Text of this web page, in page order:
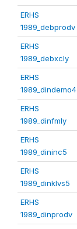
ERHS
1989_debprodv
ERHS
1989_debxcly
ERHS
1989_dindemo4
ERHS
1989_dinfmly
ERHS
1989_dininc5
ERHS
1989_dinklvs5
ERHS
1989_dinprodv